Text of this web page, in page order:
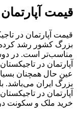
قیمت
قیمت آپارتمان در
بزرگ کشور رشد کرده
مناسب‌تر است. در
آپارتمان در
عین حال همچنان
بزرگ ایران می‌باشد.
آپارتمان در
خرید ملک و سکونت